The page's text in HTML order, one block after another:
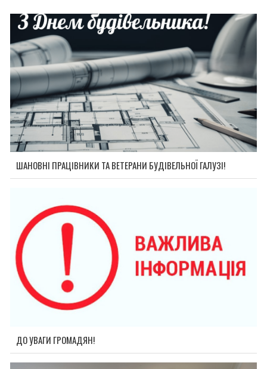
ШАНОВНІ ПРАЦІВНИКИ ТА ВЕТЕРАНИ БУДІВЕЛЬНОЇ ГАЛУЗІ!
ДО УВАГИ ГРОМАДЯН!